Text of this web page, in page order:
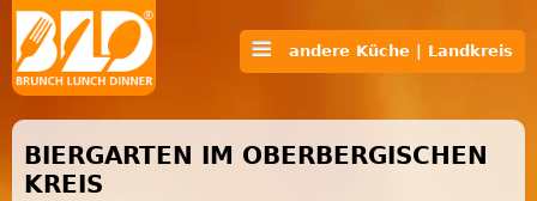
andere Küche | Landkreis
BIERGARTEN IM OBERBERGISCHEN
KREIS